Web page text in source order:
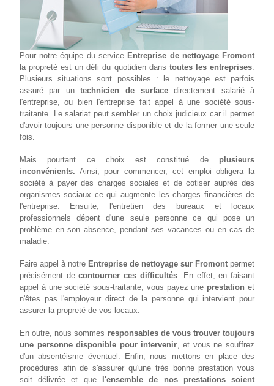
Pour notre équipe du service Entreprise de nettoyage Fromont
la propreté est un défi du quotidien dans toutes les entreprises.
Plusieurs situations sont possibles : le nettoyage est parfois
assuré par untechnicien de surfacedirectement salarié à
l'entreprise, ou bien l'entreprise fait appel à une société sous-
traitante. Le salariat peut sembler un choix judicieux car il permet
d'avoir toujours une personne disponible et de la former une seule
fois.
Mais pourtant ce choix est constitué de plusieurs
inconvénients. Ainsi, pour commencer, cet emploi obligera la
société à payer des charges sociales et de cotiser auprès des
organismes sociaux ce qui augmente les charges financières de
l'entreprise. Ensuite, l'entretien des bureaux et locaux
professionnels dépent d'une seule personne ce qui pose un
problème en son absence, pendant ses vacances ou en cas de
maladie.
Faire appel à notre Entreprise de nettoyage sur Fromont permet
précisément decontourner ces difficultés. En effet, en faisant
appel à une société sous-traitante, vous payez une prestation et
n'êtes pas l'employeur direct de la personne qui intervient pour
assurer la propreté de vos locaux.
En outre, nous sommes responsables de vous trouver toujours
une personne disponible pour intervenir, et vous ne souffrez
d'un absentéisme éventuel. Enfin, nous mettons en place des
procédures afin de s'assurer qu'une très bonne prestation vous
soit délivrée et que
l'ensemble de nos prestations soient